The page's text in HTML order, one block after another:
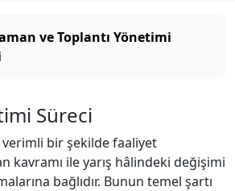
ve Toplantı Yönetimi
Süreci
bir şekilde faaliyet
kavramı ile yarış hâlindeki değişimi
bağlıdır. Bunun temel şartı